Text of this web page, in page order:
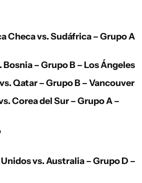
Checavs.Sudáfrica– Grupo A
Bosnia– Grupo B – Los Ángeles
vs.Qatar– Grupo B – Vancouver
Corea del Sur– Grupo A –
vs.Australia– Grupo D –